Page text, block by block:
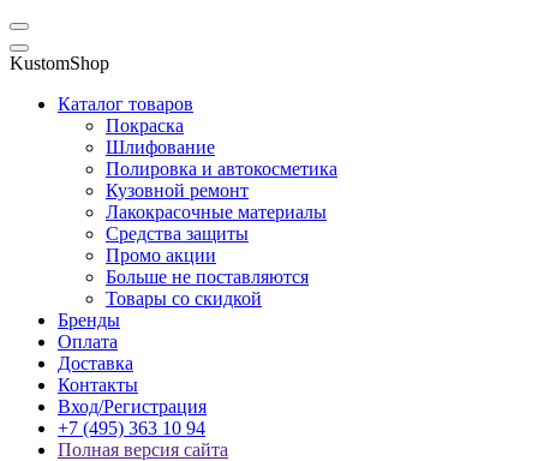
KustomShop
Каталог товаров
Покраска
Шлифование
Полировка и автокосметика
Кузовной ремонт
Лакокрасочные материалы
Средства защиты
Промо акции
Больше не поставляются
Товары со скидкой
Бренды
Оплата
Доставка
Контакты
Вход/Регистрация
+7 (495) 363 10 94
Полная версия сайта